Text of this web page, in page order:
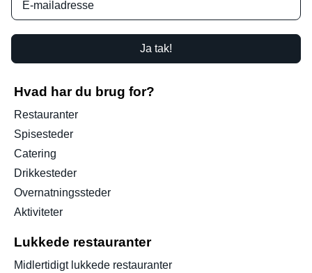
Ja tak!
Hvad har du brug for?
Restauranter
Spisesteder
Catering
Drikkesteder
Overnatningssteder
Aktiviteter
Lukkede restauranter
Midlertidigt lukkede restauranter